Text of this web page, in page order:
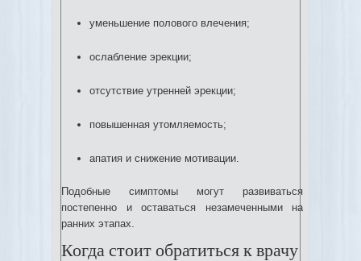
уменьшение полового влечения;
ослабление эрекции;
отсутствие утренней эрекции;
повышенная утомляемость;
апатия и снижение мотивации.
Подобные симптомы могут развиваться
постепенно и оставаться незамеченными на
ранних этапах.
Когда стоит обратиться к врачу